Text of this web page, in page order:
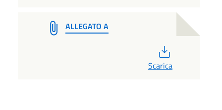
ALLEGATO A
Scarica